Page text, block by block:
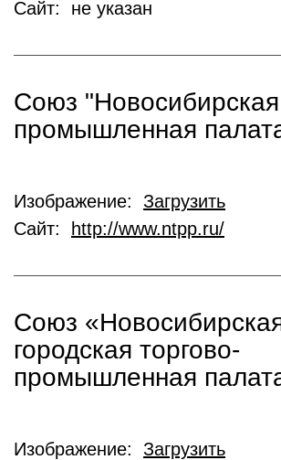
Сайт: не указан
Союз "Новосибирская
промышленная
Изображение: Загрузить
Сайт:
http://www.ntpp.ru/
Союз
городская торгово-
промышленная
Изображение: Загрузить